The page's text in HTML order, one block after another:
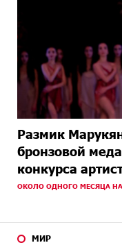
Размик
бронзовой
конкурса
ОКОЛО ОДНОГО МЕСЯЦА
МИР